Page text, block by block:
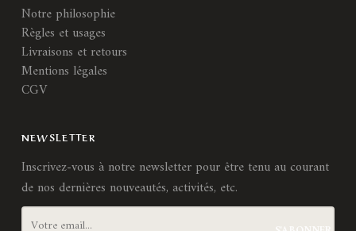
Notre philosophie
Règles et usages
Livraisons et retours
Mentions légales
CGV
NEWSLETTER
Inscrivez-vous à notre newsletter pour être tenu au courant
de nos dernières nouveautés, activités, etc.